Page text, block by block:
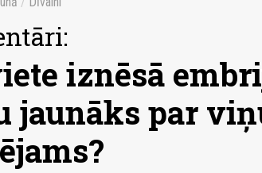
iznēsā
jaunāks par